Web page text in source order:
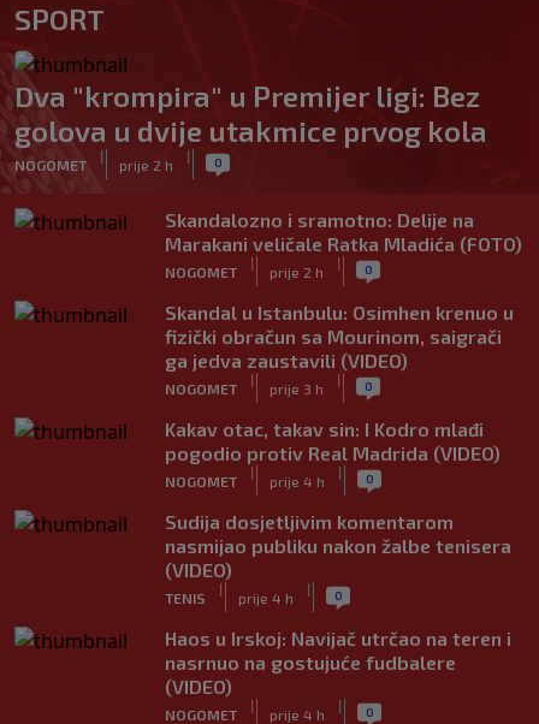
SPORT
Dva "krompira" u Premijer ligi: Bez
golova u dvije utakmice prvog kola
NOGOMET
|
prije 2 h
| 0
Skandalozno i sramotno: Delije na
Marakani veličale Ratka Mladića (FOTO)
NOGOMET
|
prije 2 h
| 0
Skandal u Istanbulu: Osimhen krenuo u
fizički obračun sa Mourinom, saigrači
ga jedva zaustavili (VIDEO)
NOGOMET
|
prije 3 h
| 0
Kakav otac, takav sin: I Kodro mlađi
pogodio protiv Real Madrida (VIDEO)
NOGOMET
|
prije 4 h
| 0
Sudija dosjetljivim komentarom
nasmijao publiku nakon žalbe tenisera
(VIDEO)
TENIS
|
prije 4 h
| 0
Haos u Irskoj: Navijač utrčao na teren i
nasrnuo na gostujuće fudbalere
(VIDEO)
NOGOMET
|
prije 4 h
| 0